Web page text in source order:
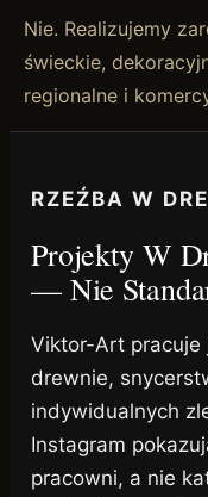
Nie. Realizujemy
świeckie,
regionalne i
RZEŹBA W
Projekty W
— Nie
Viktor-Art pracuje
drewnie,
indywidualnych
Instagram
pracowni, a nie